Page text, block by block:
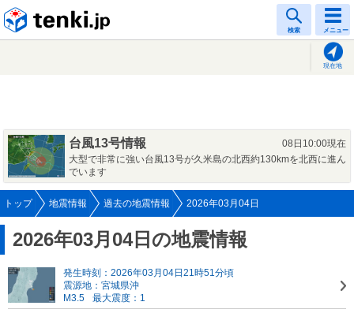
検索 メニュー
現在地
台風13号情報
08日10:00現在
大型で非常に強い台風13号が久米島の北西約130kmを北西に進ん
でいます
トップ 地震情報 過去の地震情報 2026年03月04日
2026年03月04日の地震情報
発生時刻：2026年03月04日21時51分頃
震源地：宮城県沖
M3.5
最大震度：1